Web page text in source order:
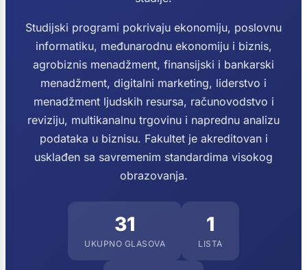
Studijski programi pokrivaju ekonomiju, poslovnu
informatiku, međunarodnu ekonomiju i biznis,
agrobiznis menadžment, finansijski i bankarski
menadžment, digitalni marketing, liderstvo i
menadžment ljudskih resursa, računovodstvo i
reviziju, multikanalnu trgovinu i naprednu analizu
podataka u biznisu. Fakultet je akreditovan i
usklađen sa savremenim standardima visokog
obrazovanja.
31
UKUPNO GLASOVA
1
LISTA